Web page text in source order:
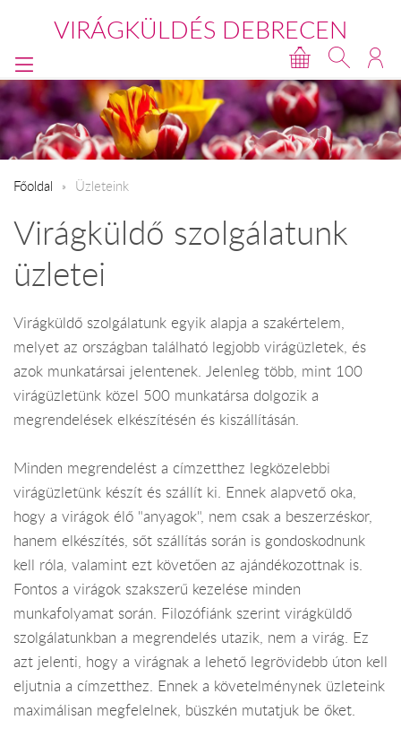
VIRÁGKÜLDÉS DEBRECEN
Főoldal Üzleteink
Virágküldő szolgálatunk
üzletei
Virágküldő szolgálatunk egyik alapja a szakértelem,
melyet az országban található legjobb virágüzletek, és
azok munkatársai jelentenek. Jelenleg több, mint 100
virágüzletünk közel 500 munkatársa dolgozik a
megrendelések elkészítésén és kiszállításán.
Minden megrendelést a címzetthez legközelebbi
virágüzletünk készít és szállít ki. Ennek alapvető oka,
hogy a virágok élő "anyagok", nem csak a beszerzéskor,
hanem elkészítés, sőt szállítás során is gondoskodnunk
kell róla, valamint ezt követően az ajándékozottnak is.
Fontos a virágok szakszerű kezelése minden
munkafolyamat során. Filozófiánk szerint virágküldő
szolgálatunkban a megrendelés utazik, nem a virág. Ez
azt jelenti, hogy a virágnak a lehető legrövidebb úton kell
eljutnia a címzetthez. Ennek a követelménynek üzleteink
maximálisan megfelelnek, büszkén mutatjuk be őket.